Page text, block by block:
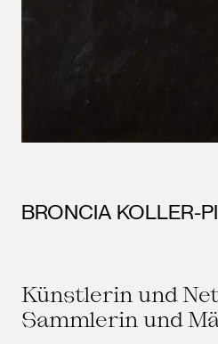
BRONCIA KOLLER-
Künstlerin und
Sammlerin und